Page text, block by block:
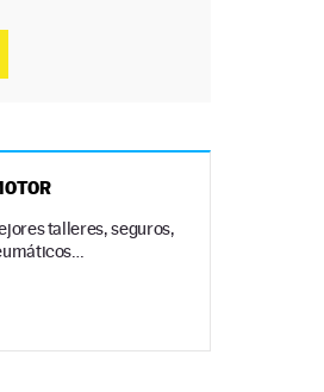
talleres, seguros,